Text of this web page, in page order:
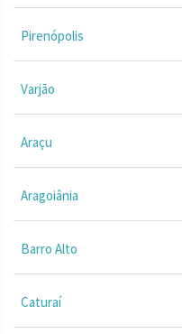
Pirenópolis
Varjão
Araçu
Aragoiânia
Barro Alto
Caturaí